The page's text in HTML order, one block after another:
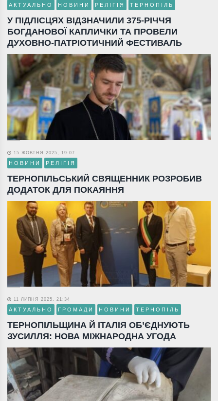
АКТУАЛЬНО НОВИНИ РЕЛІГІЯ ТЕРНОПІЛЬ
У ПІДЛІСЦЯХ ВІДЗНАЧИЛИ 375-РІЧЧЯ
БОГДАНОВОЇ КАПЛИЧКИ ТА ПРОВЕЛИ
ДУХОВНО-ПАТРІОТИЧНИЙ ФЕСТИВАЛЬ
15 ЖОВТНЯ 2025, 19:07
НОВИНИ РЕЛІГІЯ
ТЕРНОПІЛЬСЬКИЙ СВЯЩЕННИК РОЗРОБИВ
ДОДАТОК ДЛЯ ПОКАЯННЯ
11 ЛИПНЯ 2025, 21:34
АКТУАЛЬНО ГРОМАДИ НОВИНИ ТЕРНОПІЛЬ
ТЕРНОПІЛЬЩИНА Й ІТАЛІЯ ОБ’ЄДНУЮТЬ
ЗУСИЛЛЯ: НОВА МІЖНАРОДНА УГОДА